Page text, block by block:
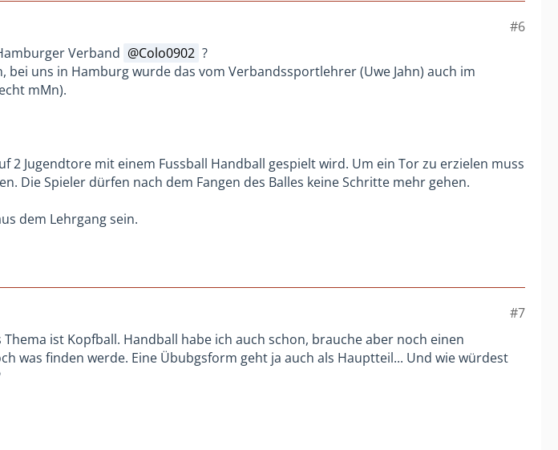
#6
Verband
Colo0902 ?
uns in Hamburg wurde das vom Verbandssportlehrer (Uwe Jahn) auch im
mMn).
2 Jugendtore mit einem Fussball Handball gespielt wird. Um ein Tor zu erzielen muss
Die Spieler dürfen nach dem Fangen des Balles keine Schritte mehr gehen.
dem Lehrgang sein.
#7
ist Kopfball. Handball habe ich auch schon, brauche aber noch einen
was finden werde. Eine Übubgsform geht ja auch als Hauptteil... Und wie würdest